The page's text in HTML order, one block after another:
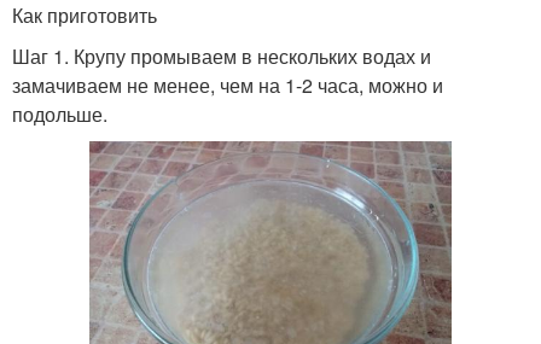
Как приготовить
Шаг 1. Крупу промываем в нескольких водах и
замачиваем не менее, чем на 1-2 часа, можно и
подольше.